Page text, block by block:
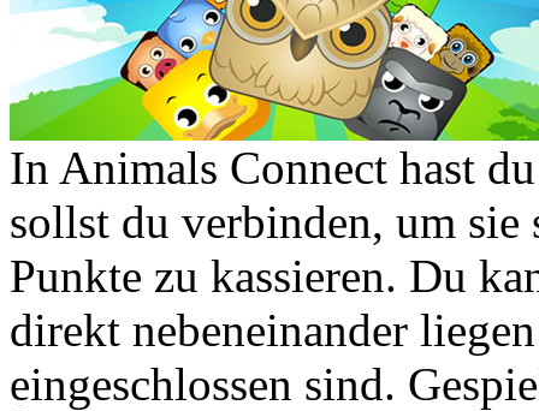
In Animals Connect hast
sollst du verbinden, um sie
Punkte zu kassieren. Du
direkt nebeneinander
eingeschlossen sind.